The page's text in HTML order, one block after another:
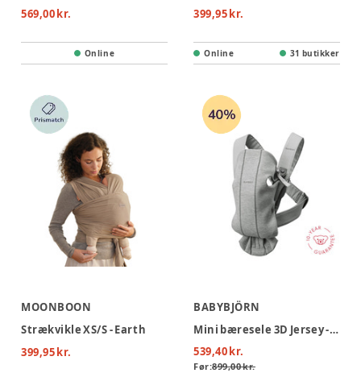
569,00 kr.
Online
399,95 kr.
Online 31 butikker
MOONBOON
Strækvikle XS/S - Earth
399,95 kr.
BABYBJÖRN
Mini bæresele 3D Jersey - Lysegrå
539,40 kr.
Før:899,00 kr.